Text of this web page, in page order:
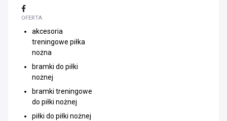
OFERTA
akcesoria
treningowe piłka
nożna
bramki do piłki
nożnej
bramki treningowe
do piłki nożnej
piłki do piłki nożnej